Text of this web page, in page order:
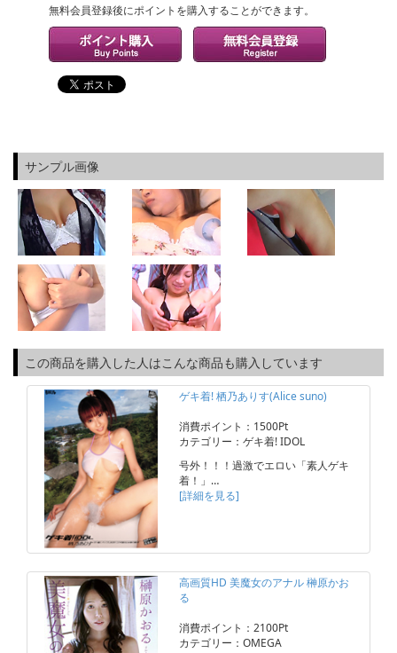
無料会員登録後にポイントを購入することができます。
サンプル画像
この商品を購入した人はこんな商品も購入しています
ゲキ着! 栖乃ありす(Alice suno)
消費ポイント：1500Pt
カテゴリー：ゲキ着! IDOL
号外！！！過激でエロい「素人ゲキ
着！」…
[詳細を見る]
高画質HD 美魔女のアナル 榊原かお
る
消費ポイント：2100Pt
カテゴリー：OMEGA